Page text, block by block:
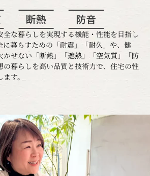
全な暮らしを実現する機能・性能を目指し
に暮らすための「耐震」「耐久」や、健
かせない「断熱」「遮熱」「空気質」「防
の暮らしを高い品質と技術力で、住宅の性
す。